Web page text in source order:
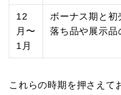
12
月〜
1月
ボーナス期と初
落ち品や展示品
これらの時期を押さえて